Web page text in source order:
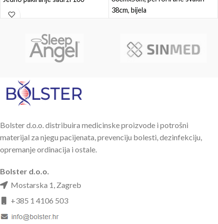
komada.
38cm, bijela
Bolster d.o.o. distribuira medicinske proizvode i potrošni
materijal za njegu pacijenata, prevenciju bolesti, dezinfekciju,
opremanje ordinacija i ostale.
Bolster d.o.o.
Mostarska 1, Zagreb
+385 1 4106 503